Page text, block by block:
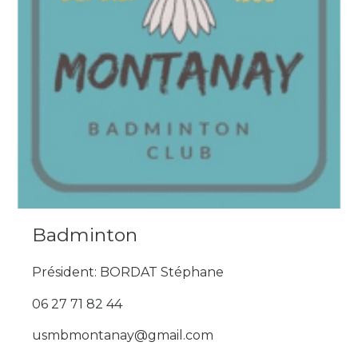
Badminton
Président: BORDAT Stéphane
06 27 71 82 44
usmbmontanay@gmail.com